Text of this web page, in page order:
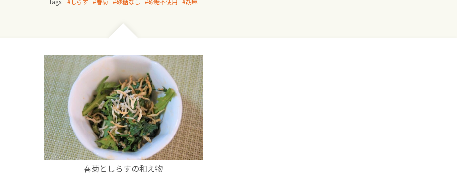
Tags:
しらす 春菊 砂糖なし 砂糖不使用 胡麻
春菊としらすの和え物
診療料金
妊婦健診
お産について
親と子の結びつき支援
母乳育児
予防接種